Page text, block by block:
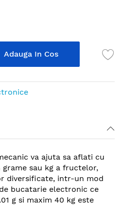
Adauga In Cos
va ajuta sa aflati cu
sau kg a fructelor,
diversificate, intr-un mod
bucatarie electronic ce
g si maxim 40 kg este